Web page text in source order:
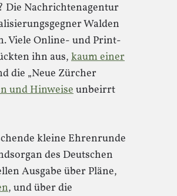
Die Nachrichtenagentur
Walden
Viele Online- und Print-
ihn aus,kaum einer
die „Neue Zürcher
und Hinweiseunbeirrt
kleine Ehrenrunde
des Deutschen
Ausgabe über Pläne,
, und über die